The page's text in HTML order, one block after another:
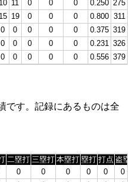
10 11 0 0 0 0.250 275
15 19 0 0 0 0.800 311
0 0 0 0 0 0.375 319
0 0 0 0 0 0.231 326
0 0 0 0 0 0.556 379
です。記録にあるものは全
二塁打 三塁打 本塁打 塁打 打点 盗塁
0 0 0 0 0
0